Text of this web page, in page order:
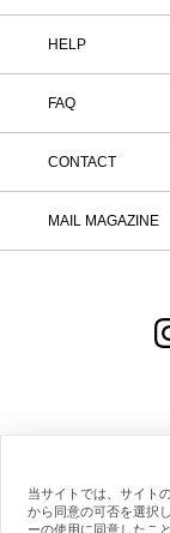
HELP
FAQ
CONTACT
MAIL MAGAZINE
当サイトでは、サイト
から同意の可否を選択
ーの使用に同意したこ